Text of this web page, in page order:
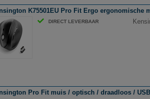
K75501EU Pro Fit Ergo ergonomische
DIRECT LEVERBAAR
Pro Fit muis / optisch / draadloos /